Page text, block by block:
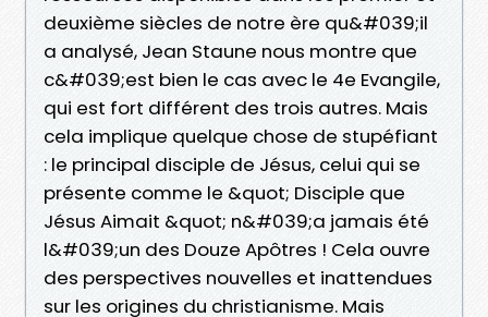
deuxième siècles de notre ère qu&#039;il
a analysé, Jean Staune nous montre que
c&#039;est bien le cas avec le 4e Evangile,
qui est fort différent des trois autres. Mais
cela implique quelque chose de stupéfiant
: le principal disciple de Jésus, celui qui se
présente comme le &quot; Disciple que
Jésus Aimait &quot; n&#039;a jamais été
l&#039;un des Douze Apôtres ! Cela ouvre
des perspectives nouvelles et inattendues
sur les origines du christianisme. Mais